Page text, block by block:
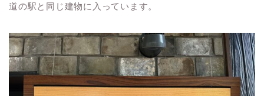
道の駅と同じ建物に入っています。